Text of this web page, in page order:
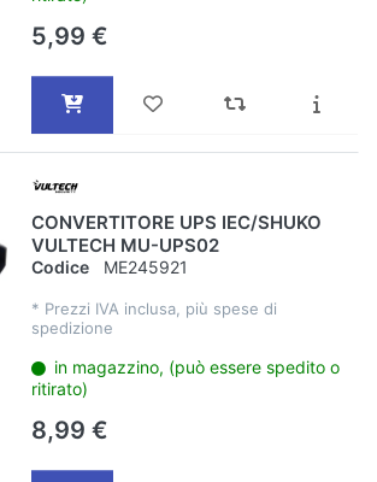
5,99 €
CONVERTITORE UPS IEC/SHUKO
VULTECH MU-UPS02
Codice ME245921
* Prezzi IVA inclusa, più spese di
spedizione
in magazzino, (può essere spedito o
ritirato)
8,99 €